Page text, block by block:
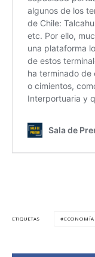
ETIQUETAS ECONOMÍA